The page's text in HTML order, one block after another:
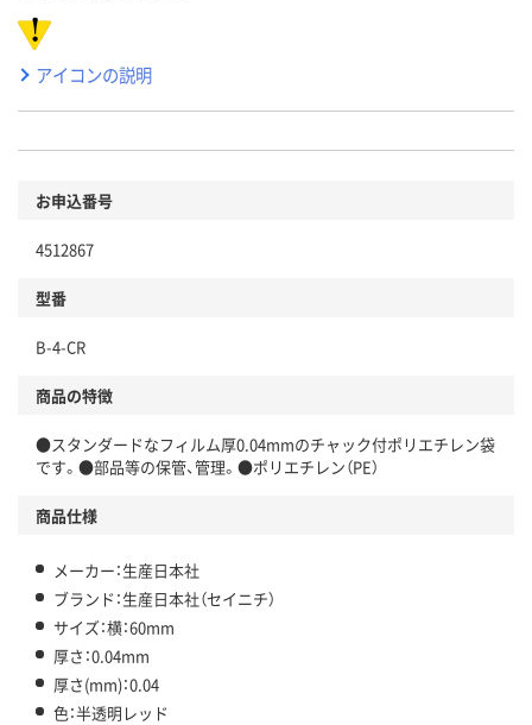
アイコンの説明
お申込番号
4512867
型番
B-4-CR
商品の特徴
●スタンダードなフィルム厚0.04mmのチャック付ポリエチレン袋
です。●部品等の保管、管理。●ポリエチレン（PE）
商品仕様
メーカー：生産日本社
ブランド：生産日本社（セイニチ）
サイズ：横：60mm
厚さ：0.04mm
厚さ(mm)：0.04
色：半透明レッド